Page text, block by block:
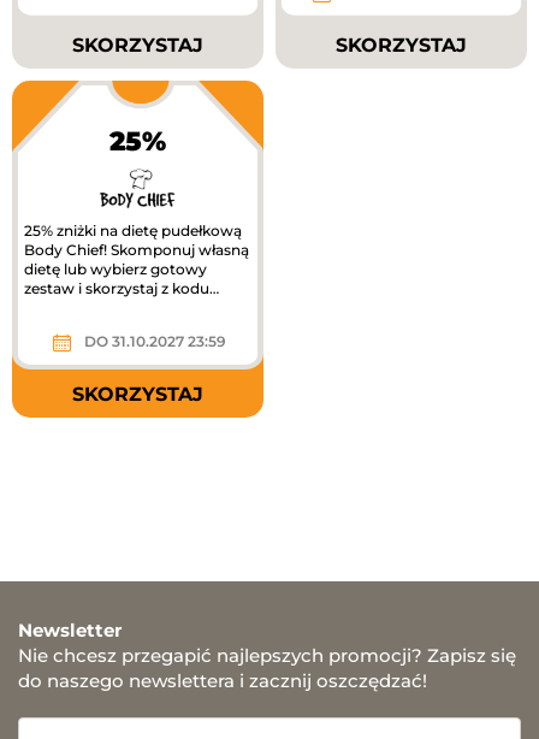
SKORZYSTAJ SKORZYSTAJ
25%
25% zniżki na dietę pudełkową
Body Chief! Skomponuj własną
dietę lub wybierz gotowy
zestaw i skorzystaj z kodu
DO 31.10.2027 23:59
SKORZYSTAJ
Newsletter
Nie chcesz przegapić najlepszych promocji? Zapisz się
do naszego newslettera i zacznij oszczędzać!